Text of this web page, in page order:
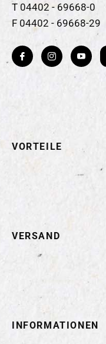
T 04402 - 69668-0
F 04402 - 69668-29
Fb Ins You
VORTEILE
VERSAND
INFORMATIONEN